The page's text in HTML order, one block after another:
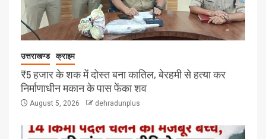
उत्तराखण्ड क्राइम
₹5 हजार के शक में दोस्त बना कातिल, बेरहमी से हत्या कर
निर्माणाधीन मकान के पास फेंका शव
August 5, 2026 dehradunplus